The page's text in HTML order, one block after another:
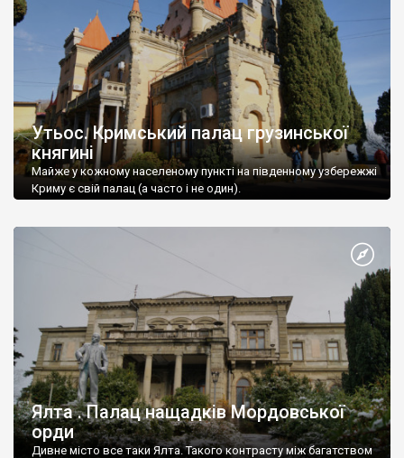
Утьос. Кримський палац грузинської
княгині
Майже у кожному населеному пункті на південному узбережжі
Криму є свій палац (а часто і не один).
Ялта . Палац нащадків Мордовської
орди
Дивне місто все таки Ялта. Такого контрасту між багатством